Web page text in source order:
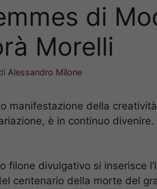
di
Morelli
Alessandro Milone
manifestazione della
è in continuo
filone divulgativo si inserisce
centenario della morte del